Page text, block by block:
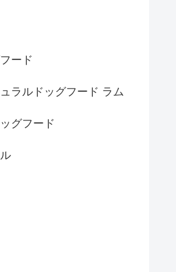
ード
ラルドッグフード ラム
グフード